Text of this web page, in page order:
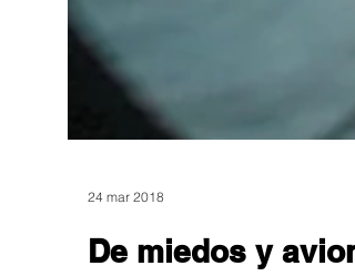
24 mar 2018